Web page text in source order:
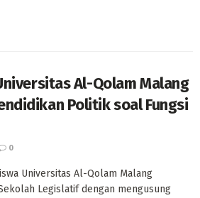
Al-Qolam Malang
Politik soal Fungsi
0
Universitas Al-Qolam Malang
Legislatif dengan mengusung